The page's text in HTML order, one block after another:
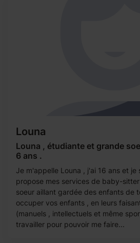
Louna
Louna , étudiante et grande
6 ans .
Je m'appelle Louna , j'ai 16 ans et je
propose mes services de baby-
soeur aillant gardée des enfants de
occuper vos enfants , en leurs
(manuels , intellectuels et même
travailler pour pouvoir me faire...